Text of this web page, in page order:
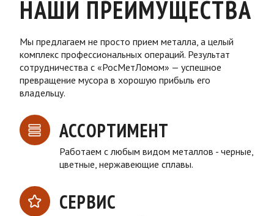
НАШИ ПРЕИМУЩЕСТВА
Мы предлагаем не просто прием металла, а целый
комплекс профессиональных операций. Результат
сотрудничества с «РосМетЛомом» — успешное
превращение мусора в хорошую прибыль его
владельцу.
АССОРТИМЕНТ
Работаем с любым видом металлов - черные,
цветные, нержавеющие сплавы.
СЕРВИС